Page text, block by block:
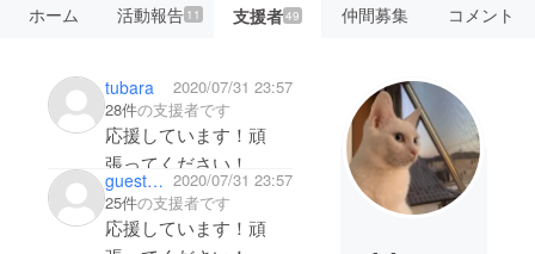
ホーム 活動報告11 支援者49 仲間募集 コメント
tubara
2020/07/31 23:57
28件の支援者です
応援しています！頑
張ってください！
guest3e3e7660d224 2020/07/31 23:57
25件の支援者です
応援しています！頑